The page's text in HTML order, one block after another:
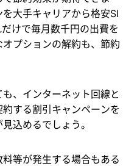
大手キャリアから格安SI
けで毎月数千円の出費を
プションの解約も、節約
、インターネット回線と
する割引キャンペーンを
込めるでしょう。
等が発生する場合もある